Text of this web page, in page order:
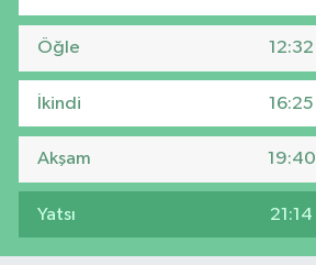
Öğle 12:32
İkindi 16:25
Akşam 19:40
Yatsı 21:14